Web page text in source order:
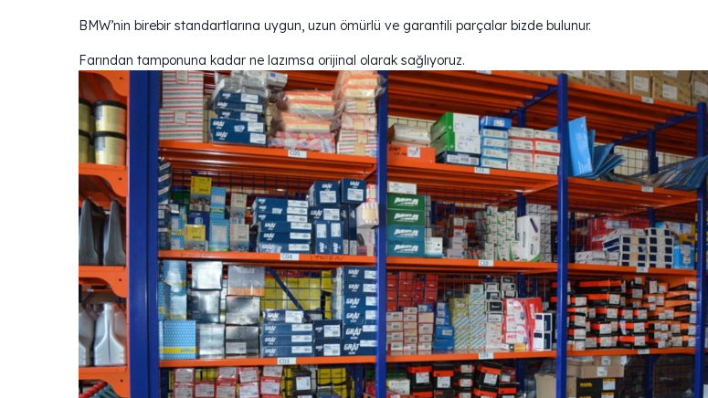
BMW’nin birebir standartlarına uygun, uzun ömürlü ve garantili parçalar bizde bulunur.
Farından tamponuna kadar ne lazımsa orijinal olarak sağlıyoruz.